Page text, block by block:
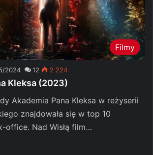
Filmy
2024 12 2 224
Kleksa (2023)
Akademia Pana Kleksa w reżyserii
znajdowała się w top 10
office. Nad Wisłą film…